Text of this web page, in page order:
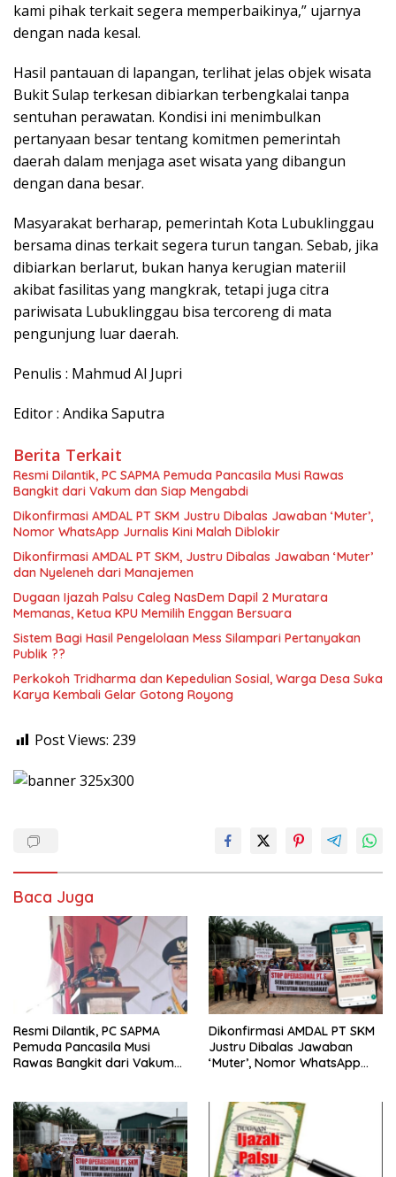
kami pihak terkait segera memperbaikinya,” ujarnya
dengan nada kesal.
Hasil pantauan di lapangan, terlihat jelas objek wisata
Bukit Sulap terkesan dibiarkan terbengkalai tanpa
sentuhan perawatan. Kondisi ini menimbulkan
pertanyaan besar tentang komitmen pemerintah
daerah dalam menjaga aset wisata yang dibangun
dengan dana besar.
Masyarakat berharap, pemerintah Kota Lubuklinggau
bersama dinas terkait segera turun tangan. Sebab, jika
dibiarkan berlarut, bukan hanya kerugian materiil
akibat fasilitas yang mangkrak, tetapi juga citra
pariwisata Lubuklinggau bisa tercoreng di mata
pengunjung luar daerah.
Penulis : Mahmud Al Jupri
Editor : Andika Saputra
Berita Terkait
Resmi Dilantik, PC SAPMA Pemuda Pancasila Musi Rawas
Bangkit dari Vakum dan Siap Mengabdi
Dikonfirmasi AMDAL PT SKM Justru Dibalas Jawaban ‘Muter’,
Nomor WhatsApp Jurnalis Kini Malah Diblokir
Dikonfirmasi AMDAL PT SKM, Justru Dibalas Jawaban ‘Muter’
dan Nyeleneh dari Manajemen
Dugaan Ijazah Palsu Caleg NasDem Dapil 2 Muratara
Memanas, Ketua KPU Memilih Enggan Bersuara
Sistem Bagi Hasil Pengelolaan Mess Silampari Pertanyakan
Publik ??
Perkokoh Tridharma dan Kepedulian Sosial, Warga Desa Suka
Karya Kembali Gelar Gotong Royong
Post Views: 239
Baca Juga
Resmi Dilantik, PC SAPMA
Pemuda Pancasila Musi
Rawas Bangkit dari Vakum
Dikonfirmasi AMDAL PT SKM
Justru Dibalas Jawaban
‘Muter’, Nomor WhatsApp